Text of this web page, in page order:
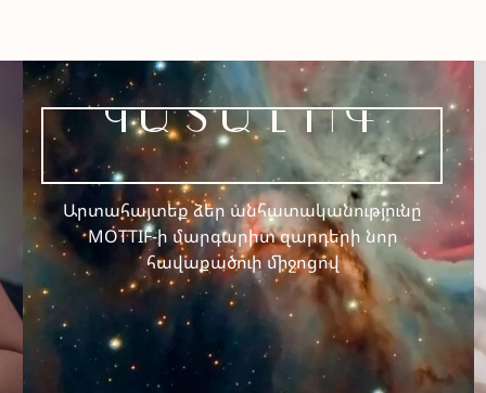
Արտահայտեք ձեր անհատականությունը
MOTTIF-ի մարգարիտ զարդերի նոր
հավաքածուի միջոցով
ԿԱՏԱԼՈԳ